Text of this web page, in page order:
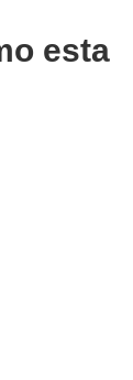
esta